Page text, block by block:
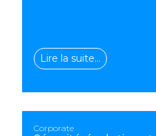
Lire la suite…
Corporate